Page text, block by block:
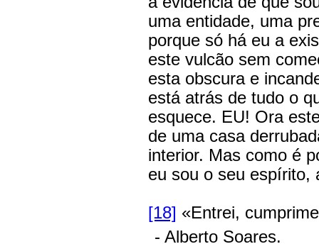
uma entidade, uma
porque só há eu a
este vulcão sem
esta obscura e
está atrás de tudo o
esquece. EU! Ora
de uma casa
interior. Mas como é
eu sou o seu espírito,
[18] «Entrei,
- Alberto Soares.